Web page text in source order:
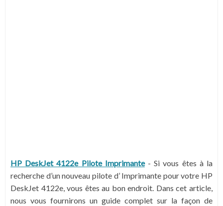
HP DeskJet 4122e Pilote Imprimante- Si vous êtes à la
recherche d’un nouveau pilote d’ Imprimante pour votre HP
DeskJet 4122e, vous êtes au bon endroit. Dans cet article,
nous vous fournirons un guide complet sur la façon de